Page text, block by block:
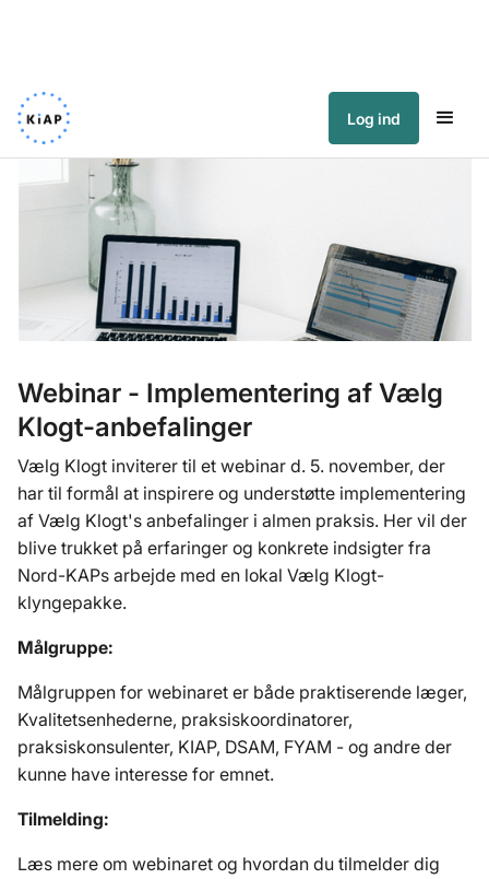
Log ind
Webinar - Implementering af Vælg
Klogt-anbefalinger
Vælg Klogt inviterer til et webinar d. 5. november, der
har til formål at inspirere og understøtte implementering
af Vælg Klogt's anbefalinger i almen praksis. Her vil der
blive trukket på erfaringer og konkrete indsigter fra
Nord-KAPs arbejde med en lokal Vælg Klogt-
klyngepakke.
Målgruppe:
Målgruppen for webinaret er både praktiserende læger,
Kvalitetsenhederne, praksiskoordinatorer,
praksiskonsulenter, KIAP, DSAM, FYAM - og andre der
kunne have interesse for emnet.
Tilmelding:
Læs mere om webinaret og hvordan du tilmelder dig